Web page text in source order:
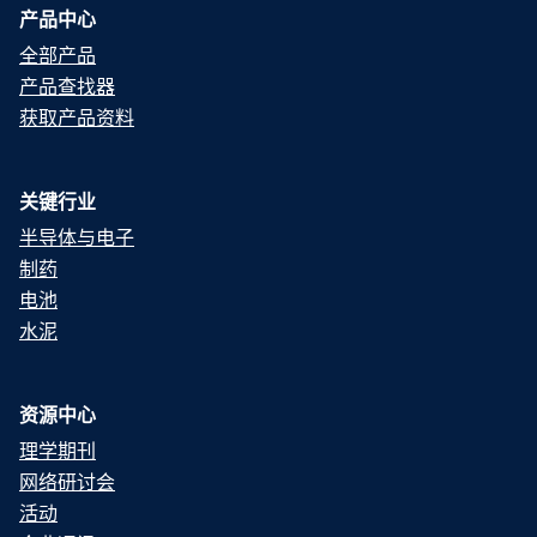
产品中心
全部产品
产品查找器
获取产品资料
关键行业
半导体与电子
制药
电池
水泥
资源中心
理学期刊
网络研讨会
活动